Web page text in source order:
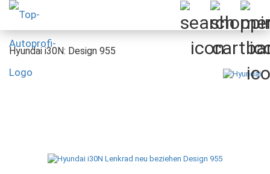
Hyundai i30N: Design 955